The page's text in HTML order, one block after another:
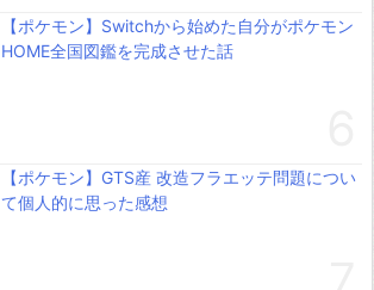
【ポケモン】Switchから始めた自分がポケモン
HOME全国図鑑を完成させた話
【ポケモン】GTS産 改造フラエッテ問題につい
て個人的に思った感想